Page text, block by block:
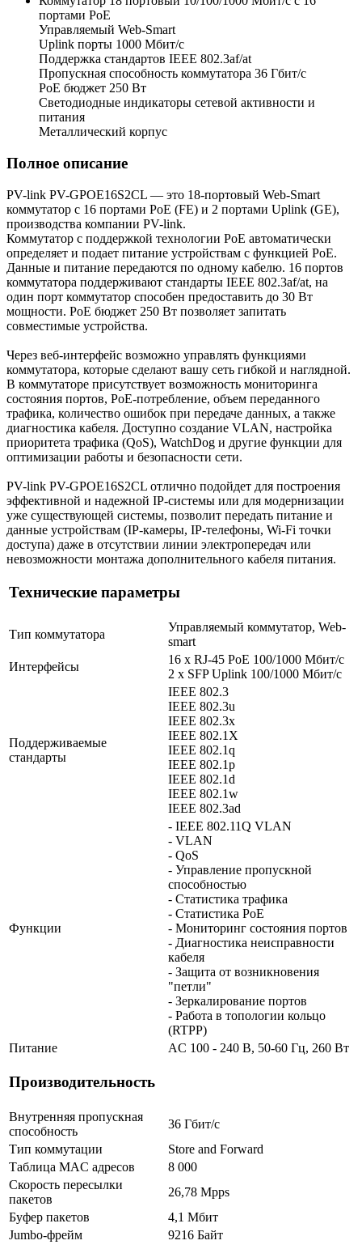
портами РоЕ
Управляемый Web-Smart
Uplink порты 1000 Мбит/с
Поддержка стандартов IEEE 802.3af/at
Пропускная способность коммутатора 36 Гбит/с
PoE бюджет 250 Вт
Светодиодные индикаторы сетевой активности и
питания
Металлический корпус
Полное описание
PV-link PV-GPOE16S2CL — это 18-портовый Web-Smart
коммутатор с 16 портами PoE (FE) и 2 портами Uplink (GE),
производства компании PV-link.
Коммутатор с поддержкой технологии PoE автоматически
определяет и подает питание устройствам с функцией РоЕ.
Данные и питание передаются по одному кабелю. 16 портов
коммутатора поддерживают стандарты IEEE 802.3af/at, на
один порт коммутатор способен предоставить до 30 Вт
мощности. PoE бюджет 250 Вт позволяет запитать
совместимые устройства.
Через веб-интерфейс возможно управлять функциями
коммутатора, которые сделают вашу сеть гибкой и наглядной.
В коммутаторе присутствует возможность мониторинга
состояния портов, PoE-потребление, объем переданного
трафика, количество ошибок при передаче данных, а также
диагностика кабеля. Доступно создание VLAN, настройка
приоритета трафика (QoS), WatchDog и другие функции для
оптимизации работы и безопасности сети.
PV-link PV-GPOE16S2CL отлично подойдет для построения
эффективной и надежной IP-системы или для модернизации
уже существующей системы, позволит передать питание и
данные устройствам (IP-камеры, IP-телефоны, Wi-Fi точки
доступа) даже в отсутствии линии электропередач или
невозможности монтажа дополнительного кабеля питания.
Технические параметры
Тип коммутатора
Управляемый коммутатор, Web-
smart
Интерфейсы
16 x RJ-45 PoE 100/1000 Мбит/с
2 x SFP Uplink 100/1000 Мбит/с
Поддерживаемые
стандарты
IEEE 802.3
IEEE 802.3u
IEEE 802.3x
IEEE 802.1X
IEEE 802.1q
IEEE 802.1p
IEEE 802.1d
IEEE 802.1w
IEEE 802.3ad
Функции
- IEEE 802.11Q VLAN
- VLAN
- QoS
- Управление пропускной
способностью
- Статистика трафика
- Статистика PoE
- Мониторинг состояния портов
- Диагностика неисправности
кабеля
- Защита от возникновения
"петли"
- Зеркалирование портов
- Работа в топологии кольцо
(RTPP)
Питание
AC 100 - 240 В, 50-60 Гц, 260 Вт
Производительность
Внутренняя пропускная
способность
36 Гбит/с
Тип коммутации
Store and Forward
Таблица MAC адресов
8 000
Скорость пересылки
пакетов
26,78 Mpps
Буфер пакетов
4,1 Мбит
Jumbo-фрейм
9216 Байт